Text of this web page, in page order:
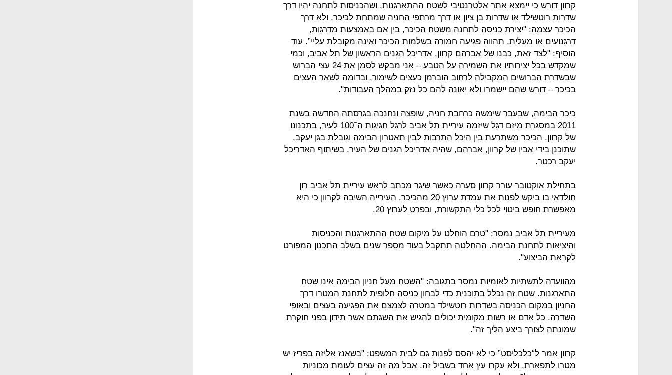
קרוון דורש כי יימצא אתר אלטרנטיבי לשטח ההתארגנות, ושהכניסות לתחנה יהיו דרך
שדרות רוטשילד או שדרות בן ציון או דרך מרתפי החניה שמתחת לכיכר, ולא דרך
הכיכר עצמה: "יצירת כניסה לתחנה משטח הכיכר, בין אם באמצעות מדרגות,
דרגנועים או מעלית, תהווה פגיעה חמורה בשלמות הכיכר ואינה מקובלת עליי”. עוד
הוסיף: "לצד זאת, כבנו של אברהם קרוון, אדריכל הגנים הראשון של תל אביב, וכמי
שמקדש בכל יצירותיו את השמירה על הטבע – אני מבקש לסמן את 24 עצי הברוש
שבשדרת הברושים המקבילה לרחוב הוברמן כעצים לשימור, ובדומה לשאר העצים
בכיכר – דורש שהם יישמרו ולא יאונה להם כל נזק במהלך העבודות".
כיכר הבימה, שבעבר שימשה כרחבת חניה, שופצה ונחנכה בגרסתה החדשה בשנת
2011 במסגרת מיזם דגל שיזמה עיריית תל אביב לרגל חגיגות ה־100 לעיר, בתכנונו
של קרוון. הכיכר משתרעת בין היכל התרבות לבין תאטרון הבימה וגובלת בגן יעקב,
שתוכנן בידי אביו של קרוון, אברהם, שהיה אדריכל הגנים של העיר, בשיתוף האדריכל
יעקב רכטר.
בתחילת אוקטובר עורר קרוון סערה כאשר שיגר מכתב לראש עיריית תל אביב רון
חולדאי בו ביקש לפנות את עמדת ערוץ 20 מהכיכר. העירייה השיבה לקרוון כי היא
מאפשרת חופש ביטוי לכל כלי התקשורת, ובפרט לערוץ 20.
מעיריית תל אביב נמסר: "טרם הוחלט על מיקום שטח ההתארגנות והכניסות
והיציאות לתחנת הבימה. ההחלטה תתקבל בעוד מספר שנים בשלב התכנון המפורט
לקראת הביצוע".
מהוועדה לתשתיות לאומיות נמסר בתגובה: "השטח מעל חניון הבימה אינו שטח
התארגנות. שטח זה נכלל בתוכנית כדי לבחון כניסה חלופית לתחנת המטרו דרך
החניון במקום הכניסה בשדרות רוטשילד במטרה לצמצם את הפגיעה בעצים ובאופי
השדרה. כל אדם או רשות מקומית יכולים להגיש את השגתם אשר תידון בפני חוקרת
שמונתה לצורך ביצע הליך זה".
קרוון אמר ל“כלכליסט” כי לא יהסס לפנות גם לבית המשפט: "בשאנז אליזה בפריז יש
מטרו לתפארת, ולא עקרו עץ אחד בשביל זה. אבל מה זה עצים לעומת מכוניות